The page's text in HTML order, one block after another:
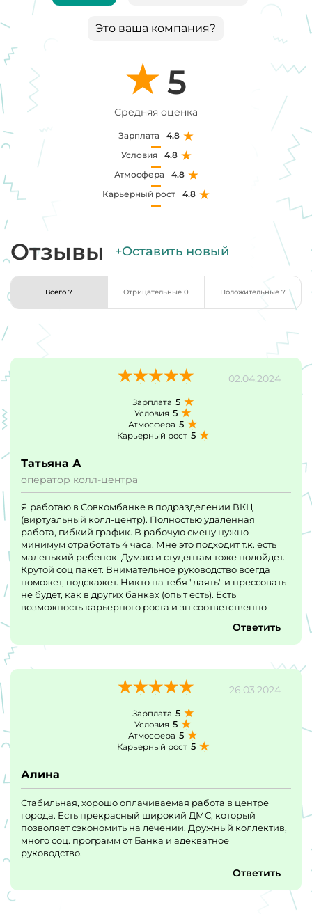
Это ваша компания?
5
Средняя оценка
Зарплата
4.8
Условия
4.8
Атмосфера
4.8
Карьерный рост
4.8
Отзывы +Оставить новый
Всего 7 Отрицательные 0 Положительные 7
02.04.2024
Зарплата 5
Условия 5
Атмосфера 5
Карьерный рост 5
Татьяна А
оператор колл-центра
Я работаю в Совкомбанке в подразделении ВКЦ
(виртуальный колл-центр). Полностью удаленная
работа, гибкий график. В рабочую смену нужно
минимум отработать 4 часа. Мне это подходит т.к. есть
маленький ребенок. Думаю и студентам тоже подойдет.
Крутой соц пакет. Внимательное руководство всегда
поможет, подскажет. Никто на тебя "лаять" и прессовать
не будет, как в других банках (опыт есть). Есть
возможность карьерного роста и зп соответственно
Ответить
26.03.2024
Зарплата 5
Условия 5
Атмосфера 5
Карьерный рост 5
Алина
Стабильная, хорошо оплачиваемая работа в центре
города. Есть прекрасный широкий ДМС, который
позволяет сэкономить на лечении. Дружный коллектив,
много соц. программ от Банка и адекватное
руководство.
Ответить